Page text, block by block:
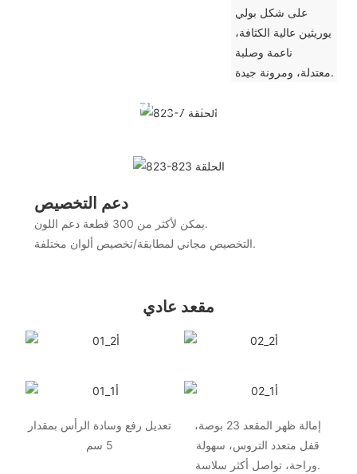
على شكل بولي
يوريثين عالية الكثافة،
ناعمة وصلبة
معتدلة، ومرونة جيدة.
دعم التخصيص
يمكن لأكثر من 300 قطعة دعم اللون.
التخصيص مجاني لمطابقة/تخصيص ألوان مختلفة.
مقعد عادي
تعديل رفع وسادة الرأس بمقدار
5 سم
إمالة ظهر المقعد 23 بوصة،
قفل متعدد التروس، سهولة
وراحة، تواصل أكثر سلاسة.